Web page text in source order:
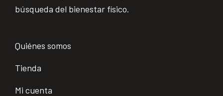
búsqueda del bienestar físico.
Quiénes somos
Tienda
Mi cuenta